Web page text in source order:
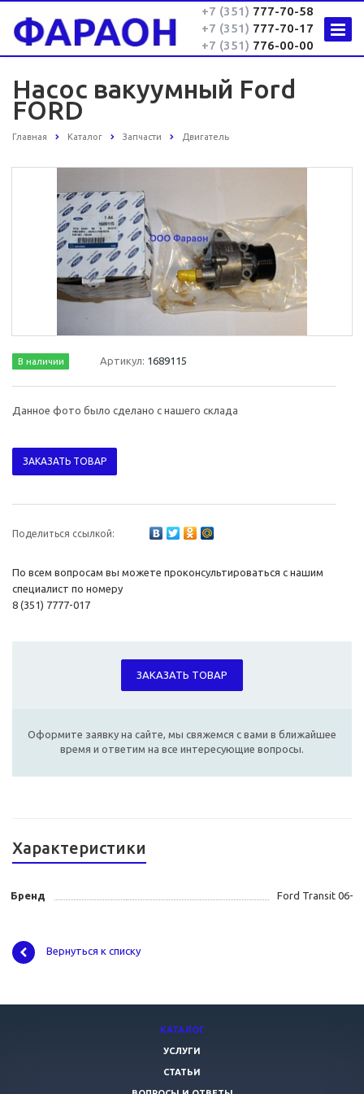
+7 (351) 777-70-58
+7 (351) 777-70-17
+7 (351) 776-00-00
Насос вакуумный Ford
FORD
Главная Каталог Запчасти Двигатель
В наличии Артикул: 1689115
Данное фото было сделано с нашего склада
ЗАКАЗАТЬ ТОВАР
Поделиться ссылкой:
По всем вопросам вы можете проконсультироваться с нашим
специалист по номеру
8 (351) 7777-017
ЗАКАЗАТЬ ТОВАР
Оформите заявку на сайте, мы свяжемся с вами в ближайшее
время и ответим на все интересующие вопросы.
Характеристики
Бренд Ford Transit 06-
Вернуться к списку
КАТАЛОГ
УСЛУГИ
СТАТЬИ